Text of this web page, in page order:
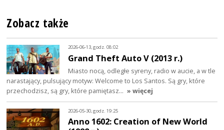
Zobacz także
2026-06-13, godz. 08:02
Grand Theft Auto V (2013 r.)
Miasto nocą, odległe syreny, radio w aucie, a w tle
narastający, pulsujący motyw: Welcome to Los Santos. Są gry, które
przechodzisz, są gry, które pamiętasz… » więcej
2026-05-30, godz. 19:25
Anno 1602: Creation of New World